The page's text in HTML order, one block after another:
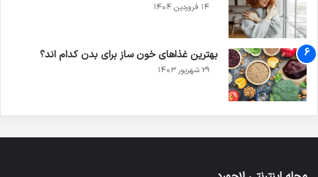
۱۴ فروردین ۱۴۰۴
بهترین غذاهای خون ساز برای بدن کدام اند؟
۲۹ شهریور ۱۴۰۳